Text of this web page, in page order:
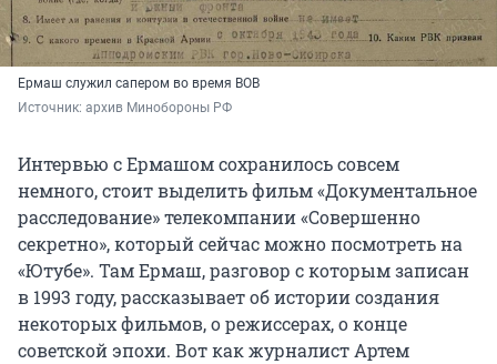
Ермаш служил сапером во время ВОВ
Источник: архив Минобороны РФ
Интервью с Ермашом сохранилось совсем
немного, стоит выделить фильм «Документальное
расследование» телекомпании «Совершенно
секретно», который сейчас можно посмотреть на
«Ютубе». Там Ермаш, разговор с которым записан
в 1993 году, рассказывает об истории создания
некоторых фильмов, о режиссерах, о конце
советской эпохи. Вот как журналист Артем